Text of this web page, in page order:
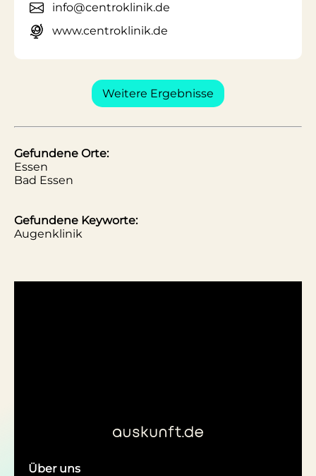
info@centroklinik.de
www.centroklinik.de
Weitere Ergebnisse
Gefundene Orte:
Essen
Bad Essen
Gefundene Keyworte:
Augenklinik
Über uns